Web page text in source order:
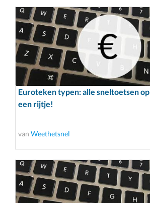
Euroteken typen: alle sneltoetsen op
een rijtje!
van Weethetsnel